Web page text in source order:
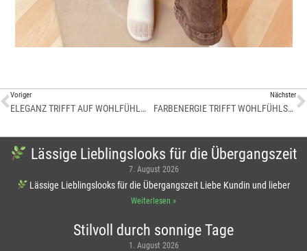
Voriger
ELEGANZ TRIFFT AUF WOHLFÜHLMOMENTE
Nächster
FARBENERGIE TRIFFT WOHLFÜHLSTIL
Lässige Lieblingslooks für die Übergangszeit
7. August 2026
Lässige Lieblingslooks für die Übergangszeit Liebe Kundin und lieber
Weiterlesen »
Stilvoll durch sonnige Tage
1. August 2026